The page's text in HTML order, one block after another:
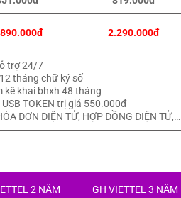
2.290.000đ
trợ 24/7
tháng chữ ký số
kê khai bhxh 48 tháng
TOKEN trị giá 550.000đ
ĐƠN ĐIỆN TỬ, HỢP ĐỒNG ĐIỆN TỬ,…
2 NĂM GH VIETTEL 3 NĂM